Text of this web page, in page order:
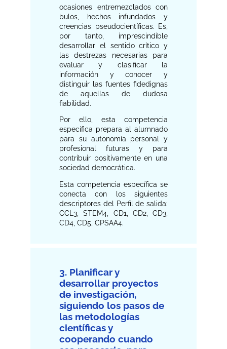
ocasiones entremezclados con
bulos, hechos infundados y
creencias pseudocientíficas. Es,
por tanto, imprescindible
desarrollar el sentido crítico y
las destrezas necesarias para
evaluar y clasificar la
información y conocer y
distinguir las fuentes fidedignas
de aquellas de dudosa
fiabilidad.
Por ello, esta competencia
específica prepara al alumnado
para su autonomía personal y
profesional futuras y para
contribuir positivamente en una
sociedad democrática.
Esta competencia específica se
conecta con los siguientes
descriptores del Perfil de salida:
CCL3, STEM4, CD1, CD2, CD3,
CD4, CD5, CPSAA4.
3. Planificar y
desarrollar proyectos
de investigación,
siguiendo los pasos de
las metodologías
científicas y
cooperando cuando